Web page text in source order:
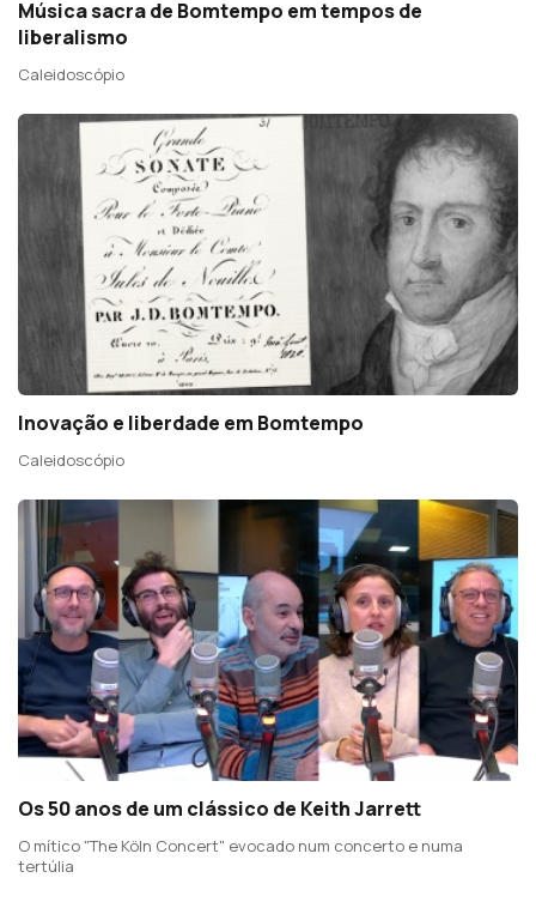
Música sacra de Bomtempo em tempos de
liberalismo
Caleidoscópio
Inovação e liberdade em Bomtempo
Caleidoscópio
Os 50 anos de um clássico de Keith Jarrett
O mítico "The Köln Concert" evocado num concerto e numa
tertúlia